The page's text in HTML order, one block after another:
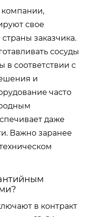
свое
заказчика.
сосуды
в соответствии с
и
часто
даже
Важно заранее
в контракт